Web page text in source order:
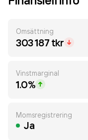
Omsättning
303 187 tkr
Vinstmarginal
1.0%
Momsregistrering
Ja